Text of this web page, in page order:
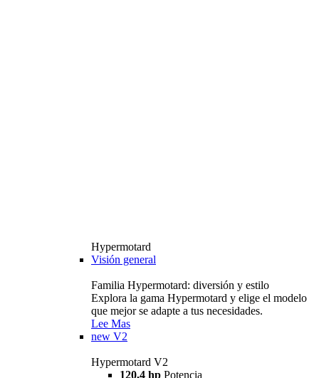
Hypermotard
Visión general
Familia Hypermotard: diversión y estilo
Explora la gama Hypermotard y elige el modelo
que mejor se adapte a tus necesidades.
Lee Mas
new V2
Hypermotard V2
120,4 hp Potencia